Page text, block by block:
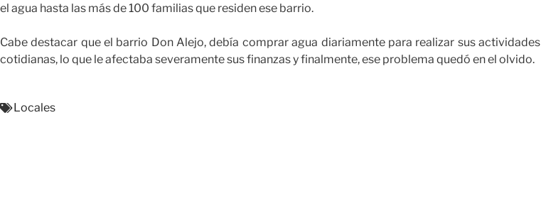
el agua hasta las más de 100 familias que residen ese barrio.
Cabe destacar que el barrio Don Alejo, debía comprar agua diariamente para realizar sus actividades
cotidianas, lo que le afectaba severamente sus finanzas y finalmente, ese problema quedó en el olvido.
Locales